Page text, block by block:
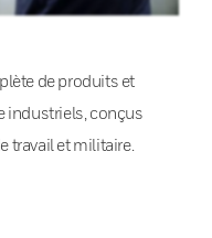
de produits et
industriels, conçus
travail et militaire.